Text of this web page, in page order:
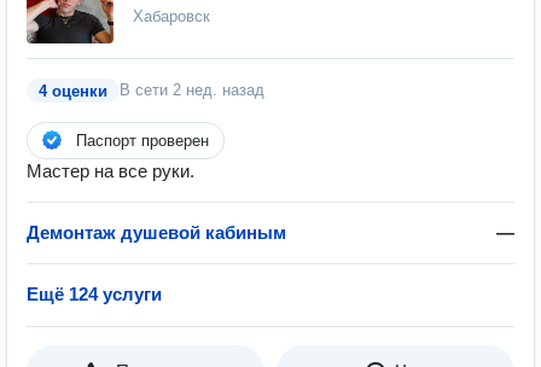
Хабаровск
4 оценки В сети 2 нед. назад
Паспорт проверен
Мастер на все руки.
Демонтаж душевой кабиным —
Ещё 124 услуги